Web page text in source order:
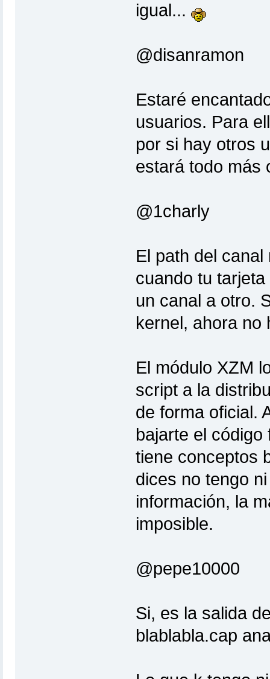
igual...
@disanramon
Estaré
usuarios. Para
por si hay otros
estará todo más
@1charly
El path del
cuando tu
un canal a otro.
kernel, ahora no
El módulo XZM
script a la
de forma oficial.
bajarte el
tiene conceptos
dices no tengo
información, la
imposible.
@pepe10000
Si, es la salida
blablabla.cap